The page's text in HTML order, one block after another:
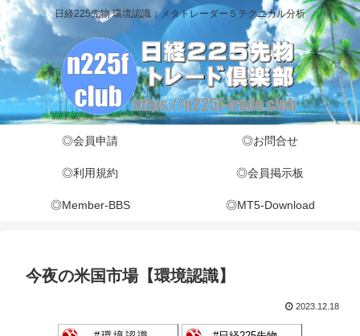
日経225先物 環境認識：メタトレーダー５テクニカル分析
◎会員申請 ◎お問合せ
◎利用規約 ◎会員掲示板
◎Member-BBS ◎MT5-Download
今夜の米国市場【環境認識】
2023.12.18